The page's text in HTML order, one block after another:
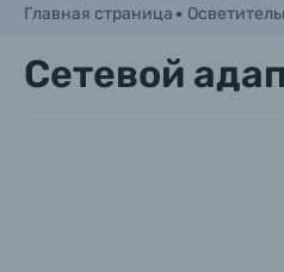
Главная страница
Сетевой